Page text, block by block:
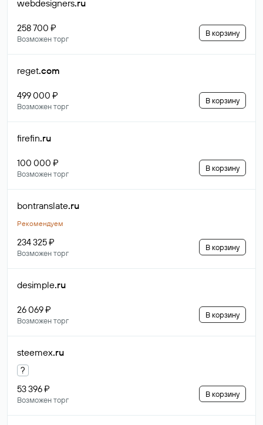
webdesigners.ru
258 700 ₽
Возможен торг
В корзину
reget.com
499 000 ₽
Возможен торг
В корзину
firefin.ru
100 000 ₽
Возможен торг
В корзину
bontranslate.ru
Рекомендуем
234 325 ₽
Возможен торг
В корзину
desimple.ru
26 069 ₽
Возможен торг
В корзину
steemex.ru
?
53 396 ₽
Возможен торг
В корзину